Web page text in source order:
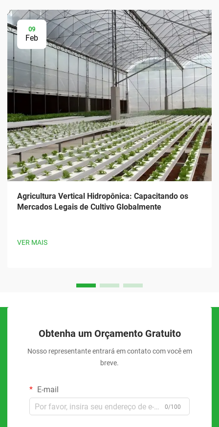
09
Feb
Agricultura Vertical Hidropônica: Capacitando os
Mercados Legais de Cultivo Globalmente
VER MAIS
Obtenha um Orçamento Gratuito
Nosso representante entrará em contato com você em
breve.
E-mail
0/100